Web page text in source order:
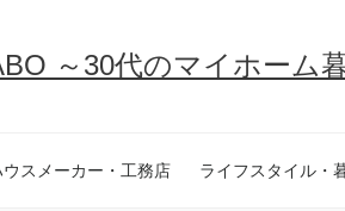
～30代のマイホーム
ウスメーカー・工務店 ライフスタイル・